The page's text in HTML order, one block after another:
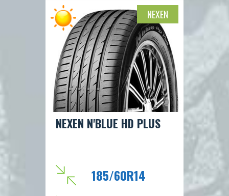
69db
H
82
NEXEN N'BLUE HD PLUS
185/60R14
NEXEN